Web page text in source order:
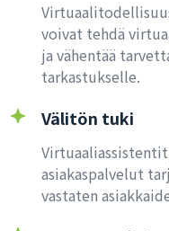
voivat tehdä
ja vähentää
tarkastukselle.
Välitön tuki
asiakaspalvelut
vastaten